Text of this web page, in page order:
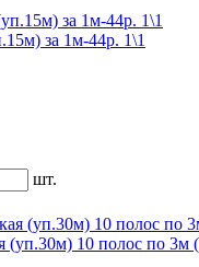
за 1м-44р. 1\1
шт.
(уп.30м) 10 полос по 3м